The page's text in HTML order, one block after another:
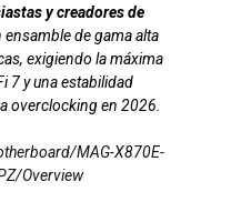
y creadores de
ensamble de gama alta
exigiendo la máxima
7 y una estabilidad
overclocking en 2026.
MAG-X870E-
Overview